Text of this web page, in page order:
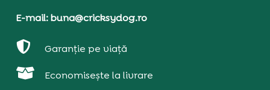
E-mail: buna@cricksydog.ro
 Garanție pe viață
 Economisește la livrare